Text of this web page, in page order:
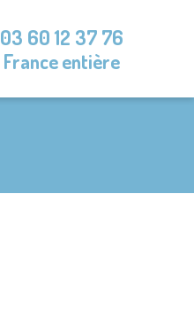
03 60 12 37 76
France entière